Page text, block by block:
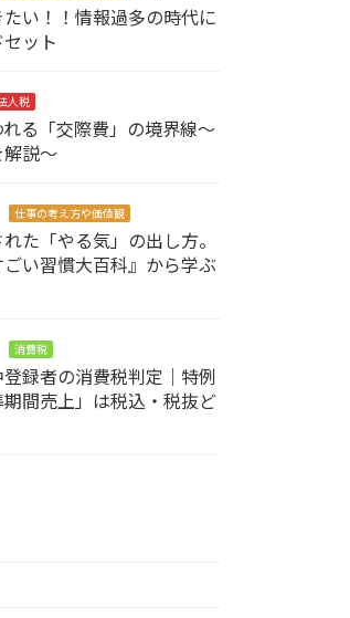
い！！情報過多の時代に
ット
人税
る「交際費」の境界線～
説～
仕事の考え方や価値観
た「やる気」の出し方。
い習慣大百科』から学ぶ
消費税
録者の消費税判定｜特例
間売上」は税込・税抜ど